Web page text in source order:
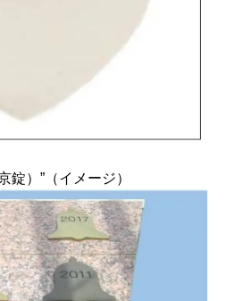
錠）”（イメージ）